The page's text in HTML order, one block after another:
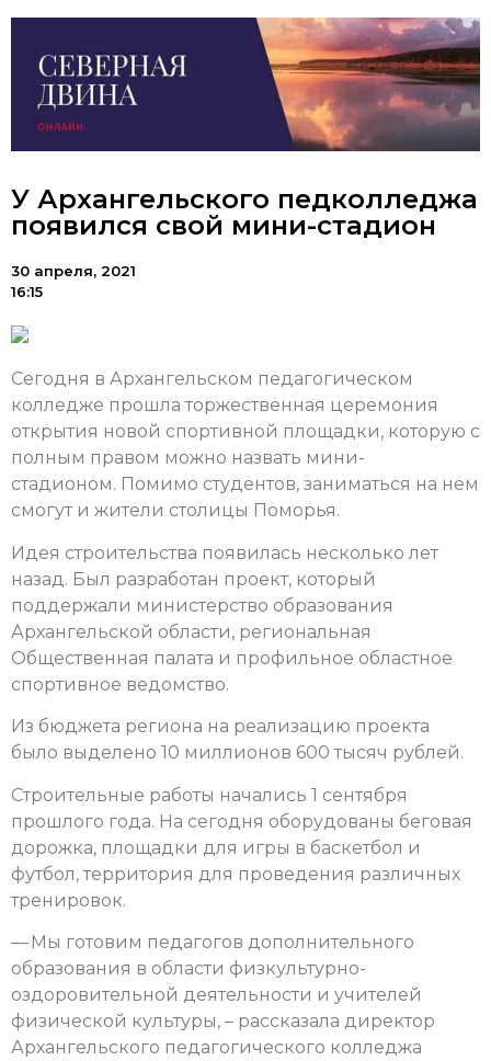
У Архангельского педколледжа
появился свой мини-стадион
30 апреля, 2021
16:15
Сегодня в Архангельском педагогическом
колледже прошла торжественная церемония
открытия новой спортивной площадки, которую с
полным правом можно назвать мини-
стадионом. Помимо студентов, заниматься на нем
смогут и жители столицы Поморья.
Идея строительства появилась несколько лет
назад. Был разработан проект, который
поддержали министерство образования
Архангельской области, региональная
Общественная палата и профильное областное
спортивное ведомство.
Из бюджета региона на реализацию проекта
было выделено 10 миллионов 600 тысяч рублей.
Строительные работы начались 1 сентября
прошлого года. На сегодня оборудованы беговая
дорожка, площадки для игры в баскетбол и
футбол, территория для проведения различных
тренировок.
— Мы готовим педагогов дополнительного
образования в области физкультурно-
оздоровительной деятельности и учителей
физической культуры, – рассказала директор
Архангельского педагогического колледжа